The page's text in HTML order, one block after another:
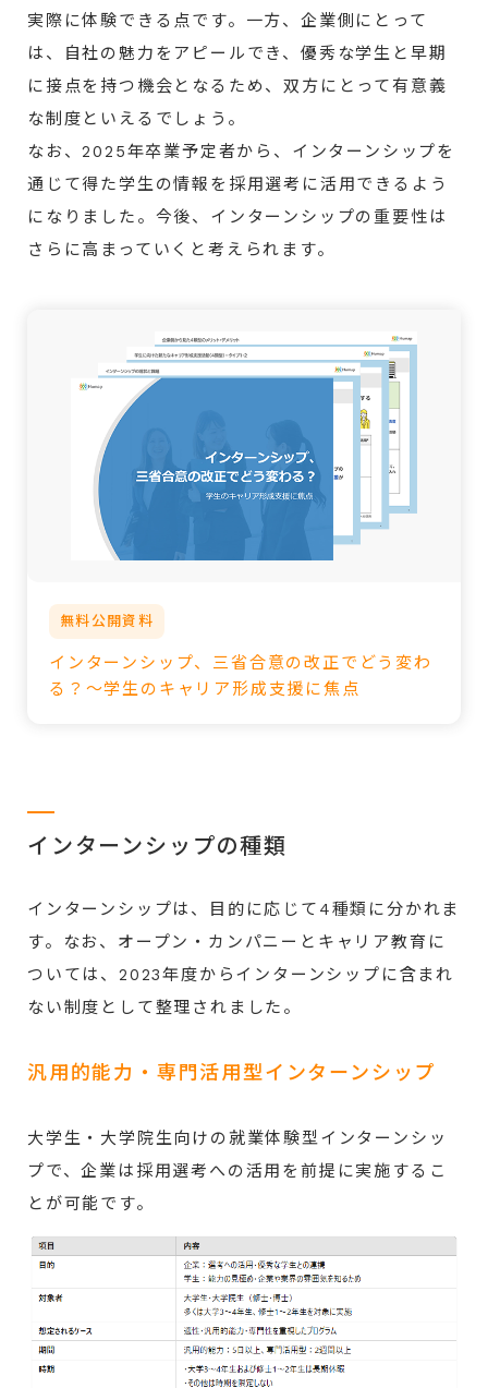
実際に体験できる点です。一方、企業側にとって
は、自社の魅力をアピールでき、優秀な学生と早期
に接点を持つ機会となるため、双方にとって有意義
な制度といえるでしょう。
なお、2025年卒業予定者から、インターンシップを
通じて得た学生の情報を採用選考に活用できるよう
になりました。今後、インターンシップの重要性は
さらに高まっていくと考えられます。
無料公開資料
インターンシップ、三省合意の改正でどう変わ
る？～学生のキャリア形成支援に焦点
インターンシップの種類
インターンシップは、目的に応じて4種類に分かれま
す。なお、オープン・カンパニーとキャリア教育に
ついては、2023年度からインターンシップに含まれ
ない制度として整理されました。
汎用的能力・専門活用型インターンシップ
大学生・大学院生向けの就業体験型インターンシッ
プで、企業は採用選考への活用を前提に実施するこ
とが可能です。